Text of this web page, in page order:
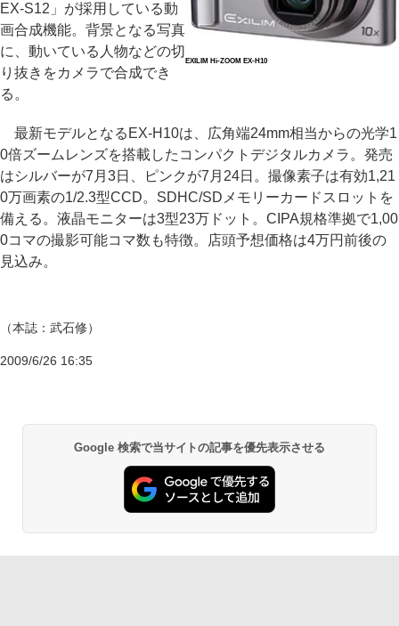
EXILIM Hi-ZOOM EX-H10
EX-S12」が採用している動
画合成機能。背景となる写真
に、動いている人物などの切
り抜きをカメラで合成でき
る。
最新モデルとなるEX-H10は、広角端24mm相当からの光学1
0倍ズームレンズを搭載したコンパクトデジタルカメラ。発売
はシルバーが7月3日、ピンクが7月24日。撮像素子は有効1,21
0万画素の1/2.3型CCD。SDHC/SDメモリーカードスロットを
備える。液晶モニターは3型23万ドット。CIPA規格準拠で1,00
0コマの撮影可能コマ数も特徴。店頭予想価格は4万円前後の
見込み。
（本誌：武石修）
2009/6/26 16:35
Google 検索で当サイトの記事を優先表示させる